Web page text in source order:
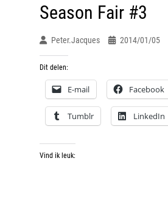
Season Fair #3
Peter.jacques 2014/01/05
Dit delen:
E-mail Facebook
Tumblr LinkedIn
Vind ik leuk: